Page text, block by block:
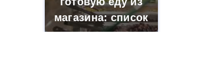
магазина: список